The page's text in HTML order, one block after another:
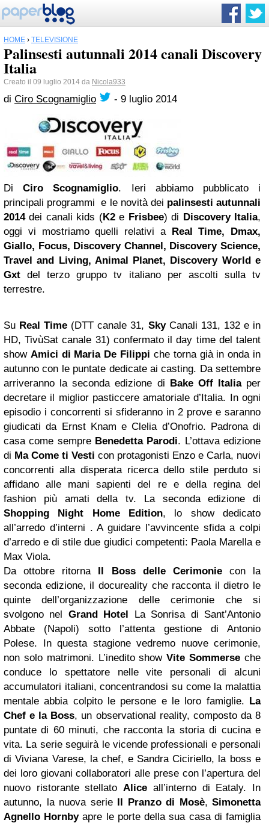
HOME › TELEVISIONE
Palinsesti autunnali 2014 canali Discovery
Italia
Creato il 09 luglio 2014 da Nicola933
di Ciro Scognamiglio - 9 luglio 2014
DiCiro Scognamiglio. Ieri abbiamo pubblicato i
principali programmi e le novità dei palinsesti autunnali
2014dei canali kids (K2e Frisbee) di Discovery Italia,
oggi vi mostriamo quelli relativi a Real Time, Dmax,
Giallo, Focus, Discovery Channel, Discovery Science,
Travel and Living, Animal Planet, Discovery World e
Gxtdel terzo gruppo tv italiano per ascolti sulla tv
terrestre.
Su Real Time (DTT canale 31, SkyCanali 131, 132 e in
HD, TivùSat canale 31) confermato il day time del talent
show Amici di Maria De Filippi che torna già in onda in
autunno con le puntate dedicate ai casting. Da settembre
arriveranno la seconda edizione di Bake Off Italiaper
decretare il miglior pasticcere amatoriale d’Italia. In ogni
episodio i concorrenti si sfideranno in 2 prove e saranno
giudicati da Ernst Knam e Clelia d’Onofrio. Padrona di
casa come sempre Benedetta Parodi. L’ottava edizione
di Ma Come ti Vesti con protagonisti Enzo e Carla, nuovi
concorrenti alla disperata ricerca dello stile perduto si
affidano alle mani sapienti del re e della regina del
fashion più amati della tv. La seconda edizione di
Shopping Night Home Edition, lo show dedicato
all’arredo d’interni . A guidare l’avvincente sfida a colpi
d’arredo e di stile due giudici competenti: Paola Marella e
Max Viola.
Da ottobre ritorna Il Boss delle Cerimoniecon la
seconda edizione, il docureality che racconta il dietro le
quinte dell’organizzazione delle cerimonie che si
svolgono nel Grand Hotel La Sonrisa di Sant’Antonio
Abbate (Napoli) sotto l’attenta gestione di Antonio
Polese. In questa stagione vedremo nuove cerimonie,
non solo matrimoni. L’inedito showVite Sommerse che
conduce lo spettatore nelle vite personali di alcuni
accumulatori italiani, concentrandosi su come la malattia
mentale abbia colpito le persone e le loro famiglie. La
Chef e la Boss, un observational reality, composto da 8
puntate di 60 minuti, che racconta la storia di cucina e
vita. La serie seguirà le vicende professionali e personali
di Viviana Varese, la chef, e Sandra Ciciriello, la boss e
dei loro giovani collaboratori alle prese con l’apertura del
nuovo ristorante stellatoAlice all’interno di Eataly. In
autunno, la nuova serie Il Pranzo di Mosè, Simonetta
Agnello Hornbyapre le porte della sua casa di famiglia